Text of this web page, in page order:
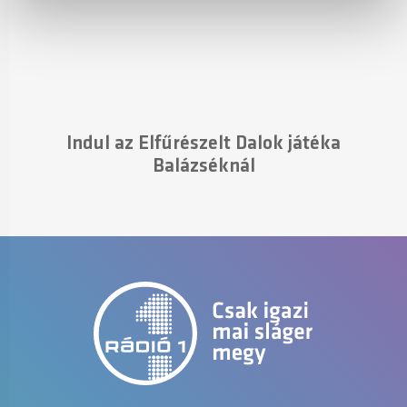
Indul az Elfűrészelt Dalok játéka
Balázséknál